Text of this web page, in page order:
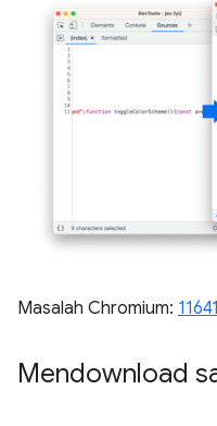
Masalah Chromium:
Mendownload